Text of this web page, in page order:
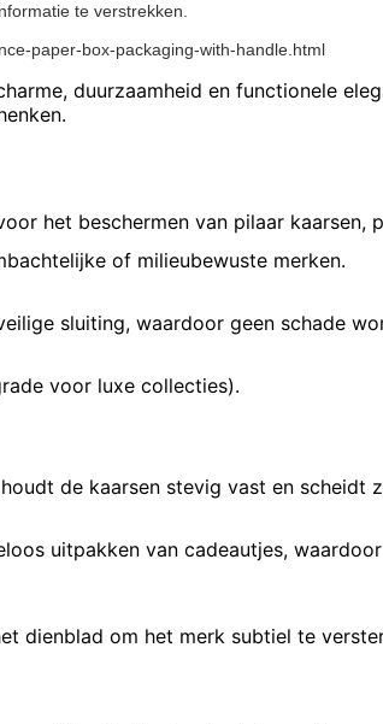
te verstrekken.
paper-box-packaging-with-handle.html
duurzaamheid en functionele
het beschermen van pilaar kaarsen,
of milieubewuste merken.
sluiting, waardoor geen schade
voor luxe collecties).
de kaarsen stevig vast en scheidt
uitpakken van cadeautjes,
dienblad om het merk subtiel te